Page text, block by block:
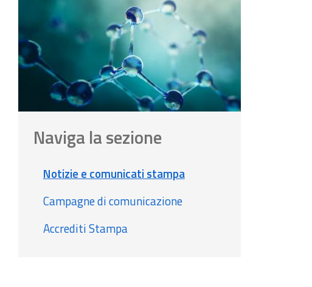
Naviga la sezione
Notizie e comunicati stampa
Campagne di comunicazione
Accrediti Stampa